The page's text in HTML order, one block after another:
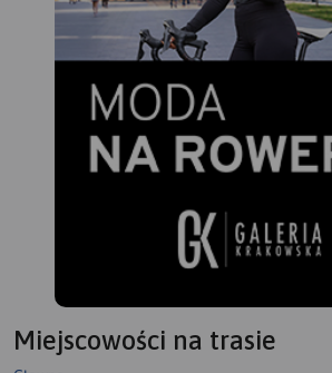
Miejscowości na trasie